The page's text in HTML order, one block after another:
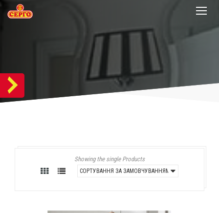
Showing the single Products